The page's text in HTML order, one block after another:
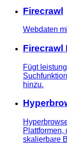
Firecrawl
Webdaten
Firecrawl
Fügt
hinzu.
Plattformen,
skalierbare